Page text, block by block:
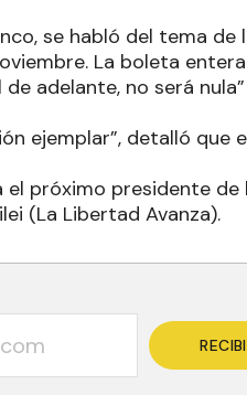
se habló del tema de
La boleta
adelante, no será
ejemplar”, detalló que
próximo presidente
(La Libertad Avanza).